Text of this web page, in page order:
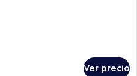
Ver precio